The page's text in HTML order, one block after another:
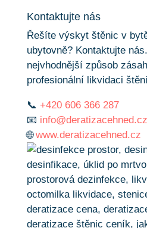
Kontaktujte nás
Řešíte výskyt štěnic v
ubytovně? Kontaktujte
nejvhodnější způsob
profesionální likvidaci
📞 +420 606 366 287
📧 info@deratizacehned.cz
🌐www.deratizacehned.cz